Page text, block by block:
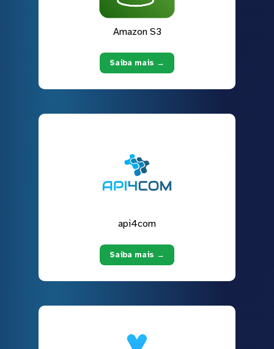
Amazon S3
Saiba mais →
api4com
Saiba mais →